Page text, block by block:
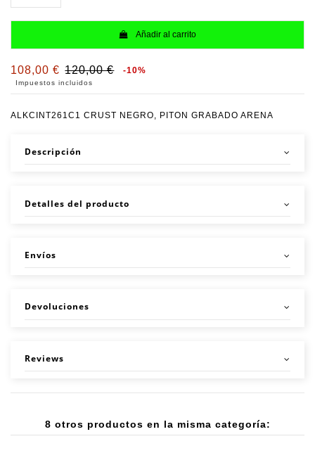
Añadir al carrito
108,00 € 120,00 € -10%
Impuestos incluidos
ALKCINT261C1 CRUST NEGRO, PITON GRABADO ARENA
Descripción
Detalles del producto
Envíos
Devoluciones
Reviews
8 otros productos en la misma categoría: